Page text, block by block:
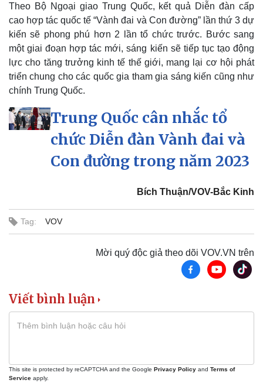
Doanh nghiệp
Thông tin doanh nghiệp
Doanh nghiệp 24h
Sành điệu
Theo Bộ Ngoại giao Trung Quốc, kết quả Diễn đàn cấp
cao hợp tác quốc tế “Vành đai và Con đường” lần thứ 3 dự
kiến sẽ phong phú hơn 2 lần tổ chức trước. Bước sang
một giai đoạn hợp tác mới, sáng kiến sẽ tiếp tục tạo động
lực cho tăng trưởng kinh tế thế giới, mang lại cơ hội phát
triển chung cho các quốc gia tham gia sáng kiến cũng như
chính Trung Quốc.
Trung Quốc cân nhắc tổ
chức Diễn đàn Vành đai và
Con đường trong năm 2023
Bích Thuận/VOV-Bắc Kinh
Tag: VOV
Mời quý độc giả theo dõi VOV.VN trên
Viết bình luận
This site is protected by reCAPTCHA and the Google Privacy Policy and Terms of
Service apply.